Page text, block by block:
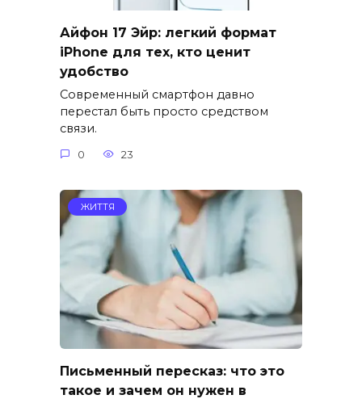
Айфон 17 Эйр: легкий формат
iPhone для тех, кто ценит
удобство
Современный смартфон давно
перестал быть просто средством
связи.
0 23
ЖИТТЯ
Письменный пересказ: что это
такое и зачем он нужен в